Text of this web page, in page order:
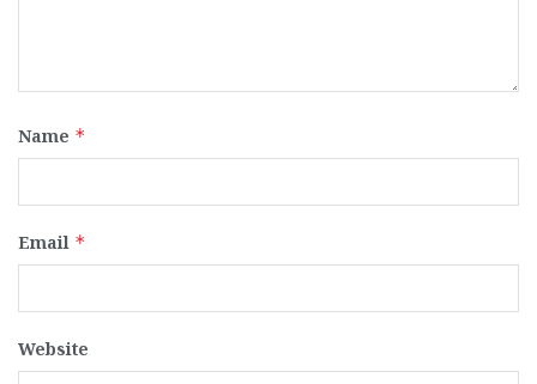
Name *
Email *
Website